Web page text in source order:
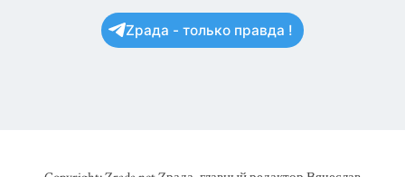
Zрада - только правда !